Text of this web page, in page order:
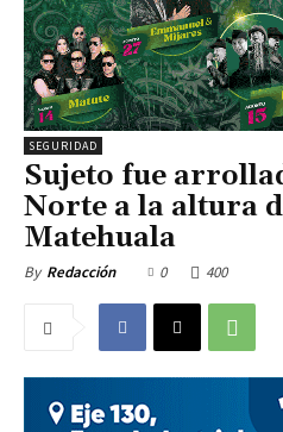
SEGURIDAD
Sujeto fue
Norte a la altura
Matehuala
By Redacción 0 400